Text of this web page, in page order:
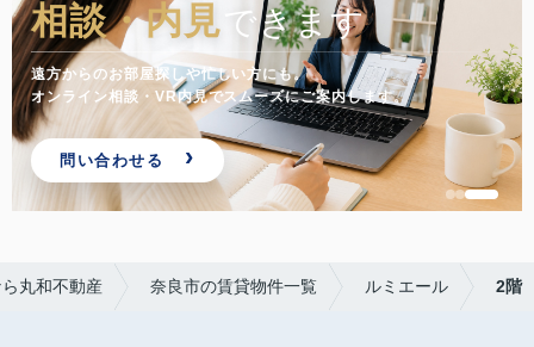
相談・内見 できます
遠方からのお部屋探しや忙しい方にも。
オンライン相談・VR内見でスムーズにご案内します。
問い合わせる
丸和不動産 奈良市の賃貸物件一覧 ルミエール 2階